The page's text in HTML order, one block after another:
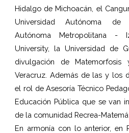
Hidalgo de Michoacán, el
Universidad Autónoma de
Autónoma Metropolitana -
University, la Universidad de
divulgación de Matemorfosis
Veracruz. Además de las y los
el rol de Asesoría Técnico
Educación Pública que se van
de la comunidad Recrea-
En armonía con lo anterior, en